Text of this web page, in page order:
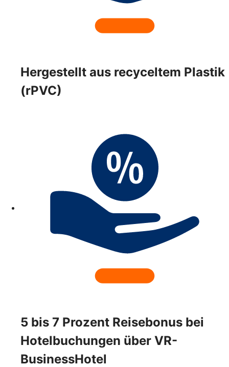
Hergestellt aus recyceltem Plastik
(rPVC)
5 bis 7 Prozent Reisebonus bei
Hotelbuchungen über VR-
BusinessHotel